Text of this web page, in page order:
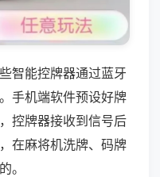
智能控牌器通过蓝牙
手机端软件预设好牌
控牌器接收到信号后
在麻将机洗牌、码牌
。